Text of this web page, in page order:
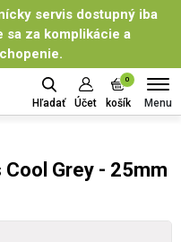
servis dostupný iba
sa za komplikácie a
Hľadať Účet
0
košík Menu
Grey - 25mm